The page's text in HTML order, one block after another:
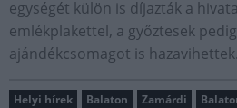
egységét külön is díjazták a
emlékplakettel, a győztesek
ajándékcsomagot is hazavihettek.
Helyi hírek Balaton Zamárdi